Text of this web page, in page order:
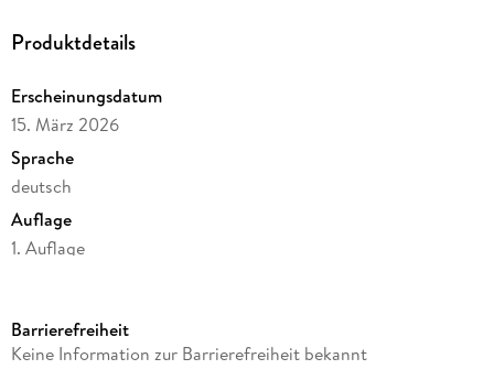
Produktdetails
Erscheinungsdatum
15. März 2026
Sprache
deutsch
Auflage
1. Auflage
Autor/Autorin
Barrierefreiheit
Keine Information zur Barrierefreiheit bekannt